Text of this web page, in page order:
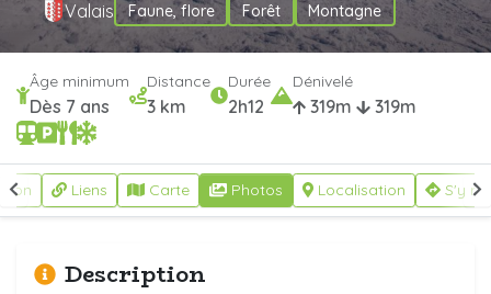
Valais Faune, flore Forêt Montagne
Âge minimum
Dès 7 ans
Distance
3 km
Durée
2h12
Dénivelé
319m 319m
Liens Carte Photos Localisation S'y
Description